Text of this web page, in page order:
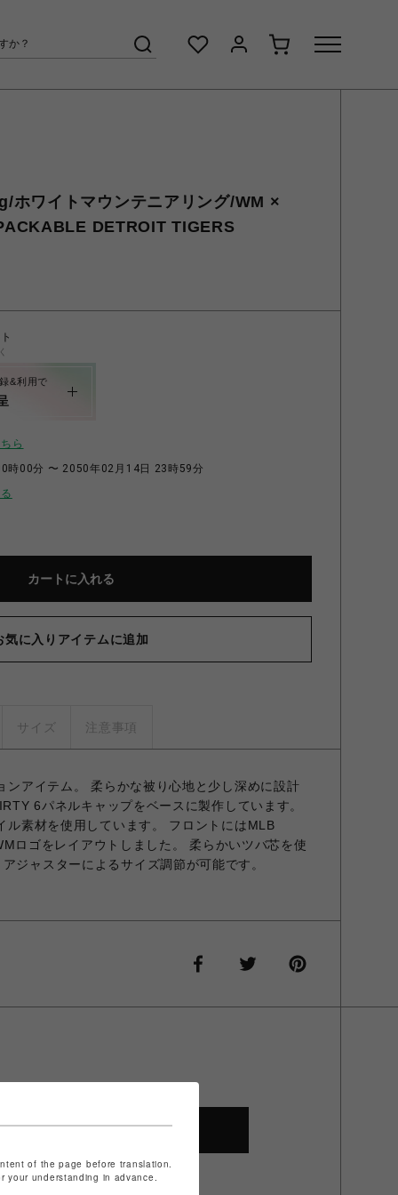
ワイトマウンテニアリング/WM ×
DETROIT TIGERS
&利用で
ら
時00分 〜 2050年02月14日 23時59分
カートに入れる
気に入りアイテムに追加
サイズ 注意事項
ンアイテム。 柔らかな被り心地と少し深めに設計
6パネルキャップをベースに製作しています。
ル素材を使用しています。 フロントにはMLB
ロゴをレイアウトしました。 柔らかいツバ芯を使
ジャスターによるサイズ調節が可能です。
SHOP TOP
of the page before translation.
your understanding in advance.